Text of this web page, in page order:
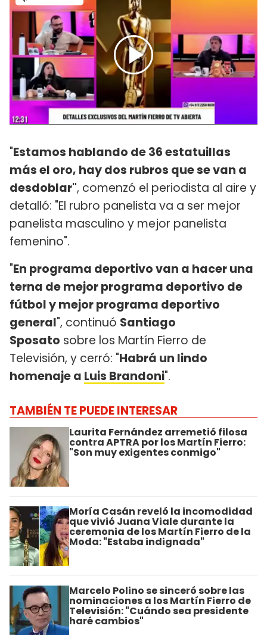
"Estamos hablando de 36 estatuillas
más el oro, hay dos rubros que se van a
desdoblar", comenzó el periodista al aire y
detalló: "El rubro panelista va a ser mejor
panelista masculino y mejor panelista
femenino".
"En programa deportivo van a hacer una
terna de mejor programa deportivo de
fútbol y mejor programa deportivo
general", continuó Santiago
Sposato sobre los Martín Fierro de
Televisión, y cerró: "Habrá un lindo
homenaje a Luis Brandoni".
TAMBIÉN TE PUEDE INTERESAR
Laurita Fernández arremetió filosa
contra APTRA por los Martín Fierro:
"Son muy exigentes conmigo"
Moría Casán reveló la incomodidad
que vivió Juana Viale durante la
ceremonia de los Martín Fierro de la
Moda: "Estaba indignada"
Marcelo Polino se sinceró sobre las
nominaciones a los Martín Fierro de
Televisión: "Cuándo sea presidente
haré cambios"